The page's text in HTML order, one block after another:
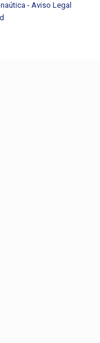
- Aviso Legal